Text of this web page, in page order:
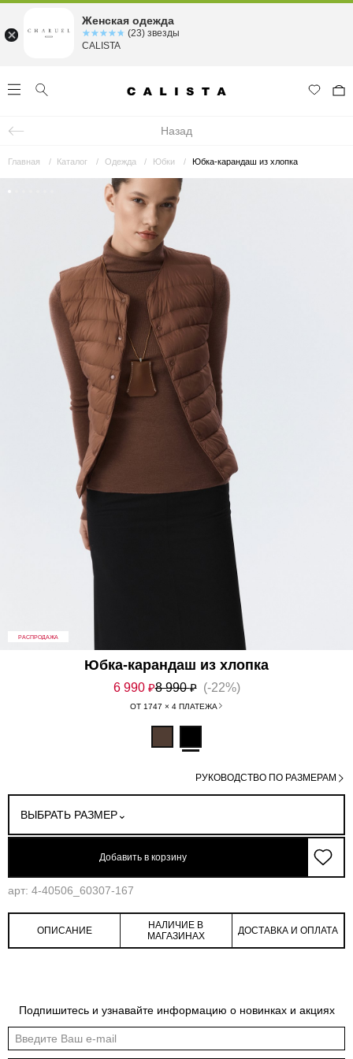
Назад
Главная Каталог Одежда Юбки Юбка-карандаш из хлопка
РАСПРОДАЖА
Юбка-карандаш из хлопка
6 990 ₽8 990₽ (-22%)
ОТ 1747 × 4 ПЛАТЕЖА
ВЫБРАТЬ РАЗМЕР
РУКОВОДСТВО ПО РАЗМЕРАМ
Добавить в корзину
арт: 4-40506_60307-167
Обмеры изделия Таблица размеров
Индивидуальные обмеры изделия помогут более точно выбрать подходящий
размер
ОПИСАНИЕ
НАЛИЧИЕ В
МАГАЗИНАХ
ДОСТАВКА И ОПЛАТА
Подпишитесь и узнавайте информацию о новинках и акциях
Женская одежда
☆☆☆☆☆
★★★★★ (23) звезды
CALISTA